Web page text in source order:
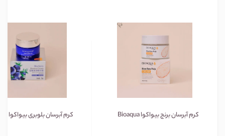
کرم آبرسان برنج بیواکوا Bioaqua کرم آبرسان بلوبری بیواکوا Bioaqua